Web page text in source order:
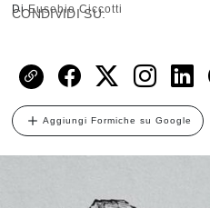
DiEusebio Ciccotti
CONDIVIDI SU:
Aggiungi Formiche su Google